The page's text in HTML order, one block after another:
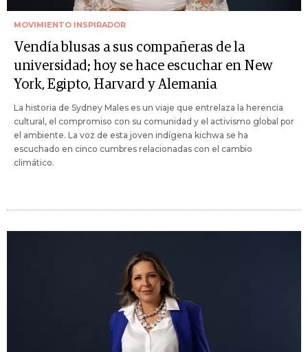
MOVIMIENTO INSPIRADOR
Vendía blusas a sus compañeras de la
universidad; hoy se hace escuchar en New
York, Egipto, Harvard y Alemania
La historia de Sydney Males es un viaje que entrelaza la herencia
cultural, el compromiso con su comunidad y el activismo global por
el ambiente. La voz de esta joven indígena kichwa se ha
escuchado en cinco cumbres relacionadas con el cambio
climático.